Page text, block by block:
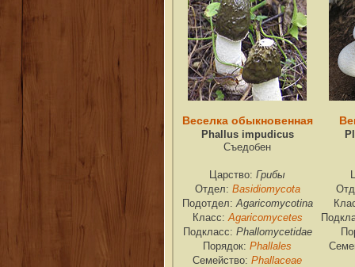
Веселка обыкновенная
Phallus impudicus
Съедобен
Царство: Грибы
Отдел: Basidiomycota
Подотдел:Agaricomycotina
Класс:Agaricomycetes
Подкласс: Phallomycetidae
Порядок: Phallales
Семейство: Phallaceae